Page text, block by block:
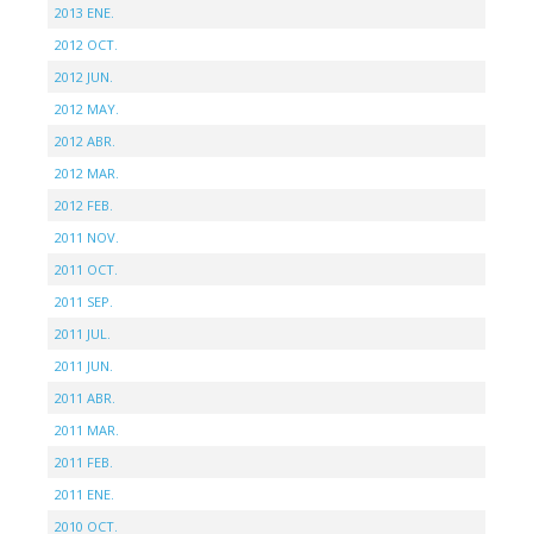
2013 ENE.
2012 OCT.
2012 JUN.
2012 MAY.
2012 ABR.
2012 MAR.
2012 FEB.
2011 NOV.
2011 OCT.
2011 SEP.
2011 JUL.
2011 JUN.
2011 ABR.
2011 MAR.
2011 FEB.
2011 ENE.
2010 OCT.